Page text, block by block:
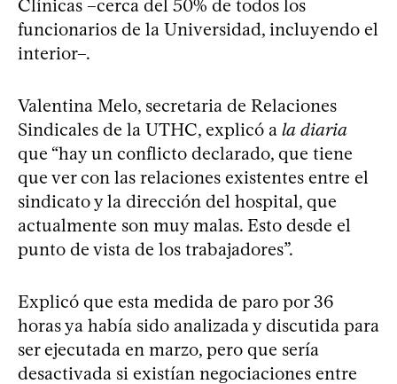
Clínicas –cerca del 50% de todos los
funcionarios de la Universidad, incluyendo el
interior–.
Valentina Melo, secretaria de Relaciones
Sindicales de la UTHC, explicó a la diaria
que “hay un conflicto declarado, que tiene
que ver con las relaciones existentes entre el
sindicato y la dirección del hospital, que
actualmente son muy malas. Esto desde el
punto de vista de los trabajadores”.
Explicó que esta medida de paro por 36
horas ya había sido analizada y discutida para
ser ejecutada en marzo, pero que sería
desactivada si existían negociaciones entre